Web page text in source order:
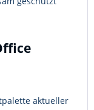
aktueller